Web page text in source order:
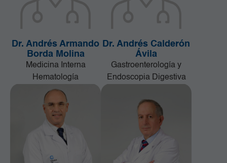
Dr. Andrés Armando
Borda Molina
Medicina Interna
Hematología
Dr. Andrés Calderón
Ávila
Gastroenterología y
Endoscopia Digestiva